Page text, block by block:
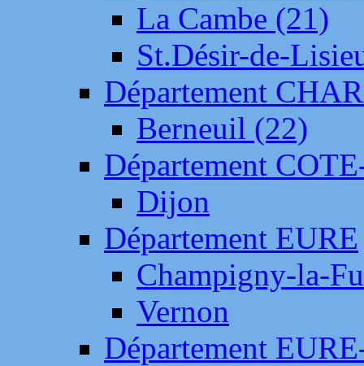
La Cambe (21)
St.Désir-de-
Département
Berneuil (22)
Département
Dijon
Département EURE
Champigny-la-
Vernon
Département